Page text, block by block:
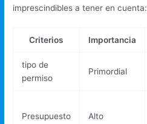
imprescindibles a tener en cuenta:
Criterios Importancia
tipo de
permiso
Primordial
Presupuesto Alto